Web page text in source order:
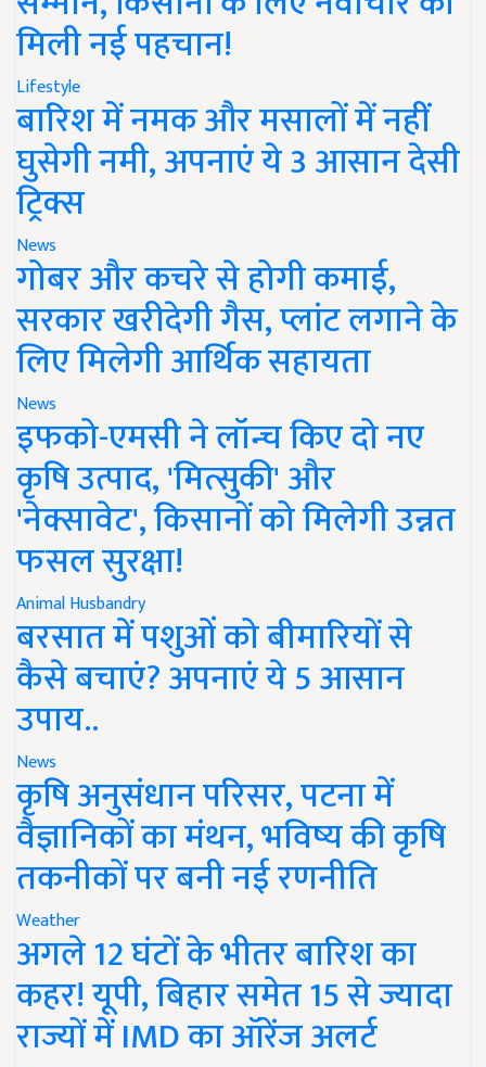
मिली नई पहचान!
Lifestyle
बारिश में नमक और मसालों में नहीं
घुसेगी नमी, अपनाएं ये 3 आसान देसी
ट्रिक्स
News
गोबर और कचरे से होगी कमाई,
सरकार खरीदेगी गैस, प्लांट लगाने के
लिए मिलेगी आर्थिक सहायता
News
इफको-एमसी ने लॉन्च किए दो नए
कृषि उत्पाद, 'मित्सुकी' और
'नेक्सावेट', किसानों को मिलेगी उन्नत
फसल सुरक्षा!
Animal Husbandry
बरसात में पशुओं को बीमारियों से
कैसे बचाएं? अपनाएं ये 5 आसान
उपाय..
News
कृषि अनुसंधान परिसर, पटना में
वैज्ञानिकों का मंथन, भविष्य की कृषि
तकनीकों पर बनी नई रणनीति
Weather
अगले 12 घंटों के भीतर बारिश का
कहर! यूपी, बिहार समेत 15 से ज्यादा
राज्यों में IMD का ऑरेंज अलर्ट